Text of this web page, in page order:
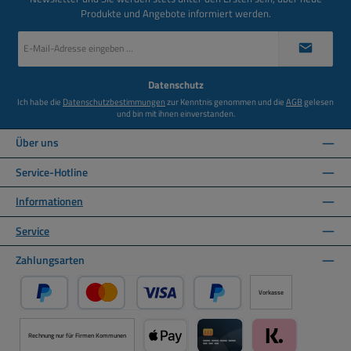
Produkte und Angebote informiert werden.
Mail-
Datenschutz
Ich habe die Datenschutzbestimmungenzur Kenntnis genommen und dieAGBgelesen
und bin mit ihnen einverstanden.
Über uns
Service-Hotline
Informationen
Service
Zahlungsarten
PayPal Kredit- oder Debitkarte über PayPal
Später Bezahlen über PayPal
Vorkasse
Rechnung nur für Firmen Kommunen